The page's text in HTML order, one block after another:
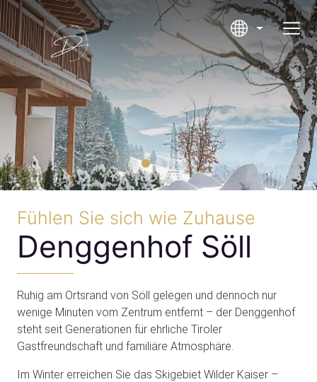
CURRENT
Denggenhof Söll
Fühlen Sie sich wie Zuhause
Ruhig am Ortsrand von Söll gelegen und dennoch nur
wenige Minuten vom Zentrum entfernt – der Denggenhof
steht seit Generationen für ehrliche Tiroler
Gastfreundschaft und familiäre Atmosphäre.
Im Winter erreichen Sie das Skigebiet Wilder Kaiser –